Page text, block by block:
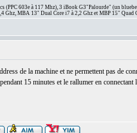
603e à 117 Mhz), 3 iBook G3"Palourde" (un
MBA 13" Dual Core i7 à 2,2 Ghz et MBP 15" Quad
de la machine et ne permettent pas de
15 minutes et le rallumer en